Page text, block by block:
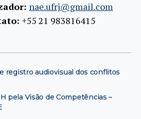
nae.ufrj@gmail.com
+55 21 983816415
registro audiovisual dos conflitos
pela Visão de Competências –